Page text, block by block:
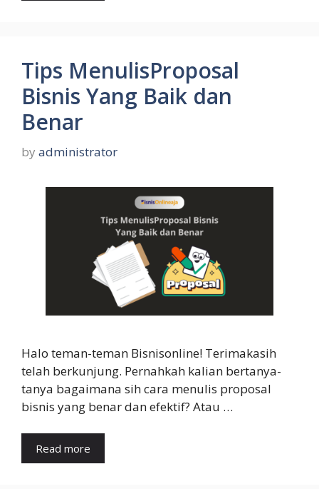
Tips MenulisProposal
Bisnis Yang Baik dan
Benar
by administrator
Halo teman-teman Bisnisonline! Terimakasih
telah berkunjung. Pernahkah kalian bertanya-
tanya bagaimana sih cara menulis proposal
bisnis yang benar dan efektif? Atau …
Read more